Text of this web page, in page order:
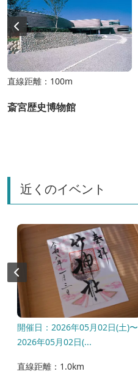
直線距離：100m
斎宮歴史博物館
近くのイベント
開催日：2026年05月02日(土)〜
2026年05月02日(...
直線距離：1.0km